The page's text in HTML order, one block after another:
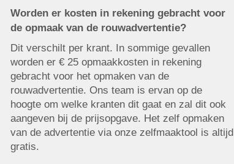
Worden er kosten in rekening gebracht voor
de opmaak van de rouwadvertentie?
Dit verschilt per krant. In sommige gevallen
worden er € 25 opmaakkosten in rekening
gebracht voor het opmaken van de
rouwadvertentie. Ons team is ervan op de
hoogte om welke kranten dit gaat en zal dit ook
aangeven bij de prijsopgave. Het zelf opmaken
van de advertentie via onze zelfmaaktool is altijd
gratis.